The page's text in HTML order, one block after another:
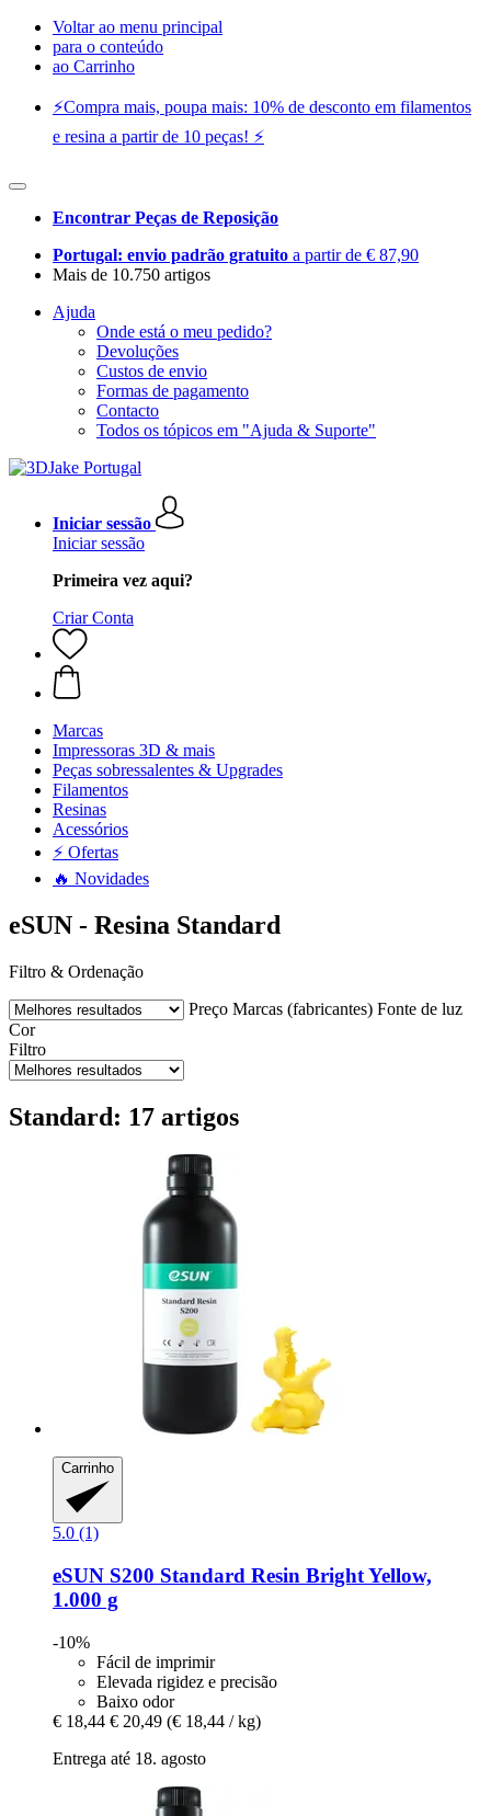
Voltar ao menu principal
para o conteúdo
ao Carrinho
⚡️Compra mais, poupa mais: 10% de desconto em filamentos
e resina a partir de 10 peças! ⚡️
Encontrar Peças de Reposição
Portugal: envio padrão gratuito a partir de € 87,90
Mais de 10.750 artigos
Ajuda
Onde está o meu pedido?
Devoluções
Custos de envio
Formas de pagamento
Contacto
Todos os tópicos em "Ajuda & Suporte"
Iniciar sessão
Iniciar sessão
Primeira vez aqui?
Criar Conta
Marcas
Impressoras 3D & mais
Peças sobressalentes & Upgrades
Filamentos
Resinas
Acessórios
⚡ Ofertas
🔥 Novidades
eSUN - Resina Standard
Filtro & Ordenação
Preço Marcas (fabricantes) Fonte de luz
Cor
Filtro
Standard: 17 artigos
Carrinho
5.0 (1)
eSUN S200 Standard Resin Bright Yellow,
1.000 g
-10%
Fácil de imprimir
Elevada rigidez e precisão
Baixo odor
€ 18,44 € 20,49 (€ 18,44 / kg)
Entrega até 18. agosto